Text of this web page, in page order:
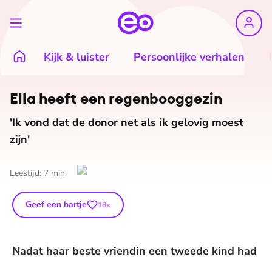
Kijk & luister Persoonlijke verhalen
Ella heeft een re­gen­boog­ge­zin
'Ik vond dat de donor net als ik gelovig moest
zijn'
Leestijd: 7 min
Geef een hartje 18x
Nadat haar beste vriendin een tweede kind had